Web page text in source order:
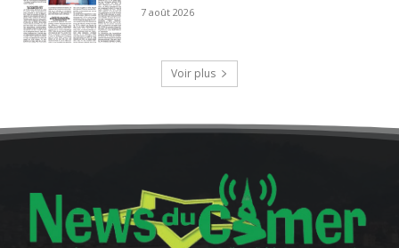
7 août 2026
Voir plus